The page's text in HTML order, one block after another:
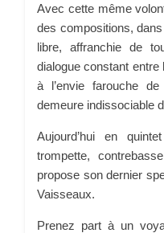
Avec cette même
des compositions,
libre, affranchie de
dialogue constant
à l’envie farouche
demeure indissociable
Aujourd’hui en
trompette,
propose son dernier
Vaisseaux.
Prenez part à un